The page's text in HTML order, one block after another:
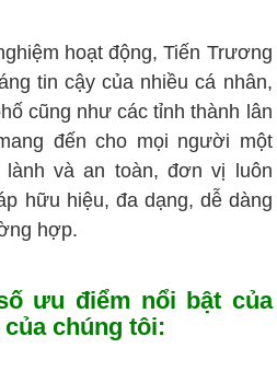
hoạt động, Tiến Trương
tin cậy của nhiều cá nhân,
cũng như các tỉnh thành lân
đến cho mọi người một
và an toàn, đơn vị luôn
hữu hiệu, đa dạng, dễ dàng
hợp.
ưu điểm nổi bật của
chúng tôi: